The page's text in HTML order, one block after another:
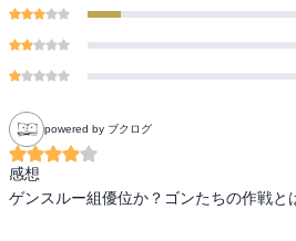
powered by ブクログ
感想
ゲンスルー組優位か？ゴンたちの作戦と